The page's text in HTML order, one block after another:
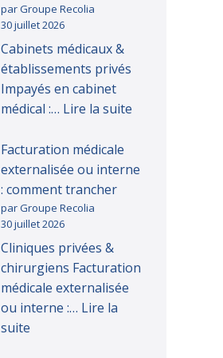
par Groupe Recolia
30 juillet 2026
Cabinets médicaux &
établissements privés
Impayés en cabinet
médical :… Lire la suite
Facturation médicale
externalisée ou interne
: comment trancher
par Groupe Recolia
30 juillet 2026
Cliniques privées &
chirurgiens Facturation
médicale externalisée
ou interne :… Lire la
suite